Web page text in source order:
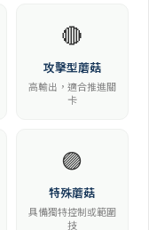
🔴
攻擊型蘑菇
高輸出，適合推進關
卡
🟣
特殊蘑菇
具備獨特控制或範圍
技